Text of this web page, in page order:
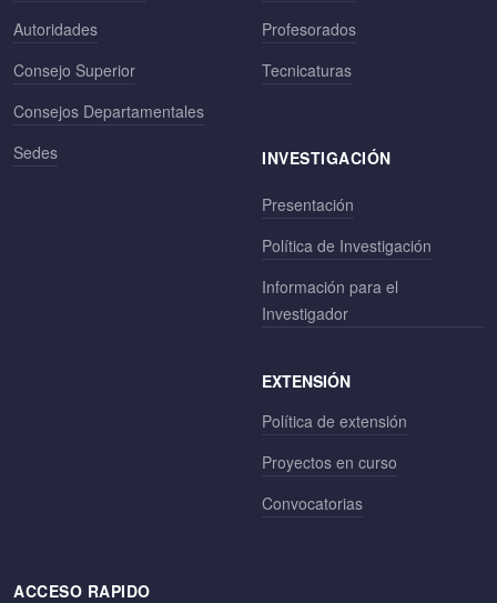
Autoridades
Consejo Superior
Consejos Departamentales
Sedes
Profesorados
Tecnicaturas
INVESTIGACIÓN
Presentación
Política de Investigación
Información para el
Investigador
EXTENSIÓN
Política de extensión
Proyectos en curso
Convocatorias
ACCESO RAPIDO